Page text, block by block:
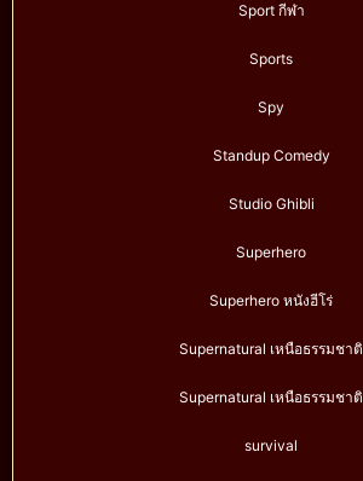
Sport กีฬา
Sports
Spy
Standup Comedy
Studio Ghibli
Superhero
Superhero หนังฮีโร่
Supernatural เหนือธรรมชาติ
Supernatural เหนือธรรมชาติ
survival